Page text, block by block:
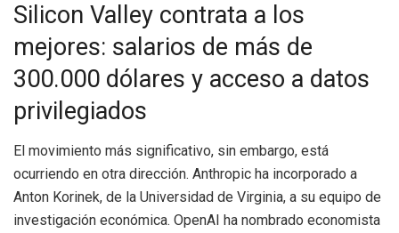
Silicon Valley contrata a los
mejores: salarios de más de
300.000 dólares y acceso a datos
privilegiados
El movimiento más significativo, sin embargo, está
ocurriendo en otra dirección. Anthropic ha incorporado a
Anton Korinek, de la Universidad de Virginia, a su equipo de
investigación económica. OpenAI ha nombrado economista